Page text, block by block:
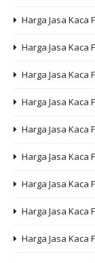
Harga Jasa Kaca
Harga Jasa Kaca
Harga Jasa Kaca
Harga Jasa Kaca
Harga Jasa Kaca
Harga Jasa Kaca
Harga Jasa Kaca
Harga Jasa Kaca
Harga Jasa Kaca